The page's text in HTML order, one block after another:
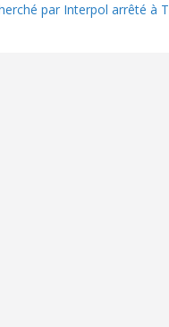
par Interpol arrêté à